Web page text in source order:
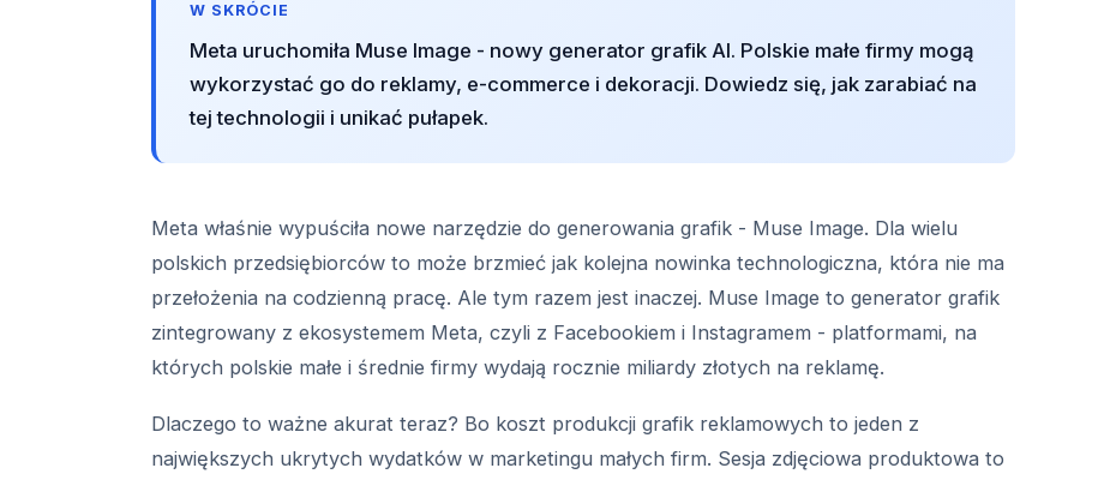
W SKRÓCIE
Meta uruchomiła Muse Image - nowy generator grafik AI. Polskie małe firmy mogą
wykorzystać go do reklamy, e-commerce i dekoracji. Dowiedz się, jak zarabiać na
tej technologii i unikać pułapek.
Meta właśnie wypuściła nowe narzędzie do generowania grafik - Muse Image. Dla wielu
polskich przedsiębiorców to może brzmieć jak kolejna nowinka technologiczna, która nie ma
przełożenia na codzienną pracę. Ale tym razem jest inaczej. Muse Image to generator grafik
zintegrowany z ekosystemem Meta, czyli z Facebookiem i Instagramem - platformami, na
których polskie małe i średnie firmy wydają rocznie miliardy złotych na reklamę.
Dlaczego to ważne akurat teraz? Bo koszt produkcji grafik reklamowych to jeden z
największych ukrytych wydatków w marketingu małych firm. Sesja zdjęciowa produktowa to